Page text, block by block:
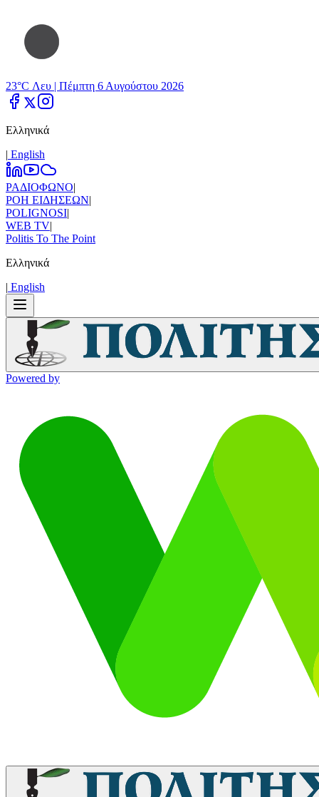
23°C Λευ | Πέμπτη 6 Αυγούστου 2026
Ελληνικά
| Εnglish
ΡΑΔΙΟΦΩΝΟ|
ΡΟΗ ΕΙΔΗΣΕΩΝ|
POLIGNOSI|
WEB TV|
Politis To The Point
Ελληνικά
| Εnglish
Powered by